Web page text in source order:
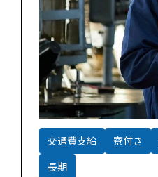
交通費支給 寮付き
長期